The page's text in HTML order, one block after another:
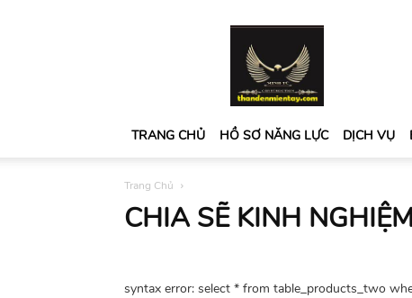
thandenmientay.com
TRANG CHỦ HỒ SƠ NĂNG LỰC DỊCH VỤ
Trang Chủ
CHIA SẼ KINH NGHIỆM
syntax error: select * from table_products_two